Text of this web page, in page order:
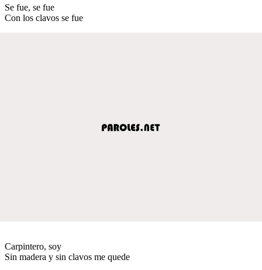
Se fue, se fue
Con los clavos se fue
Carpintero, soy
Sin madera y sin clavos me quede